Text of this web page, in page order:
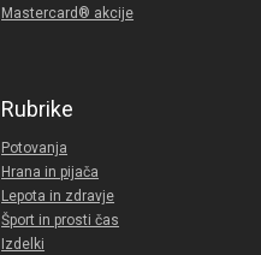
Mastercard® akcije
Rubrike
Potovanja
Hrana in pijača
Lepota in zdravje
Šport in prosti čas
Izdelki